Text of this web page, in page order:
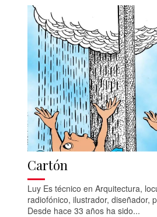
Cartón
Luy Es técnico en Arquitectura,
radiofónico, ilustrador, diseñador,
Desde hace 33 años ha sido...